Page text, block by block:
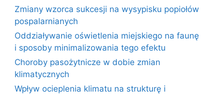
Zmiany wzorca sukcesji na wysypisku popiołów
pospalarnianych
Oddziaływanie oświetlenia miejskiego na faunę
i sposoby minimalizowania tego efektu
Choroby pasożytnicze w dobie zmian
klimatycznych
Wpływ ocieplenia klimatu na strukturę i